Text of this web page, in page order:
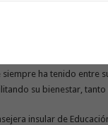
el servicio de
estos lotes de libros es
ha tenido entre
su bienestar,
insular de